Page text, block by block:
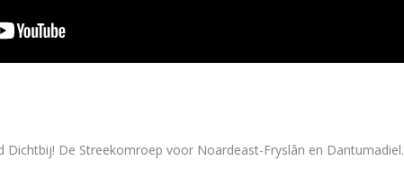
Dichtbij! De Streekomroep voor Noardeast-Fryslân en Dantumadiel.